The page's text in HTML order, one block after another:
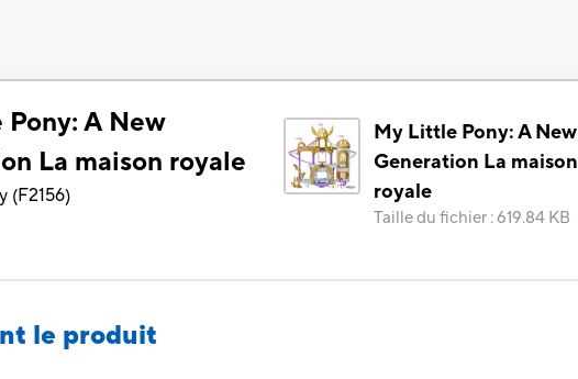
A New
La maison royale
(F2156)
My Little Pony: A New
Generation La maison
royale
Taille du fichier :619.84 KB
le produit